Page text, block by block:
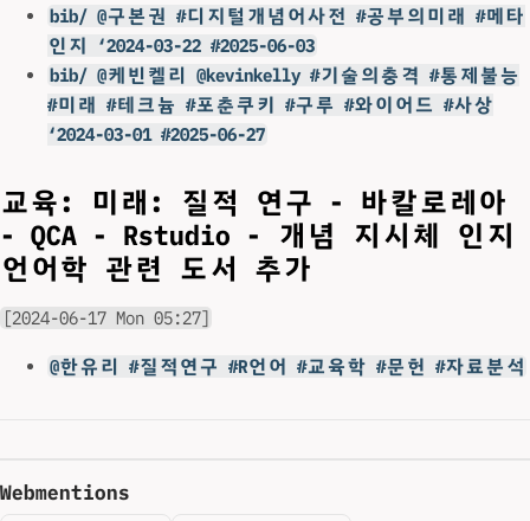
bib/ @구본권 #디지털개념어사전 #공부의미래 #메타
인지 ‘2024-03-22 #2025-06-03
bib/ @케빈켈리 @kevinkelly #기술의충격 #통제불능
#미래 #테크늄 #포춘쿠키 #구루 #와이어드 #사상
‘2024-03-01 #2025-06-27
교육: 미래: 질적 연구 - 바칼로레아
- QCA - Rstudio - 개념 지시체 인지
언어학 관련 도서 추가
[2024-06-17 Mon 05:27]
@한유리 #질적연구 #R언어 #교육학 #문헌 #자료분석
Webmentions